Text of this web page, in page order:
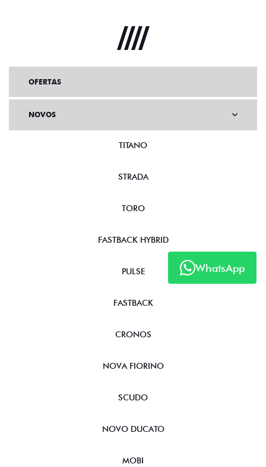
WhatsApp
OFERTAS
NOVOS
TITANO
STRADA
TORO
FASTBACK HYBRID
PULSE
FASTBACK
CRONOS
NOVA FIORINO
SCUDO
NOVO DUCATO
MOBI